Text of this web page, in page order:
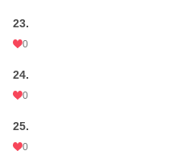
23.
0
24.
0
25.
0